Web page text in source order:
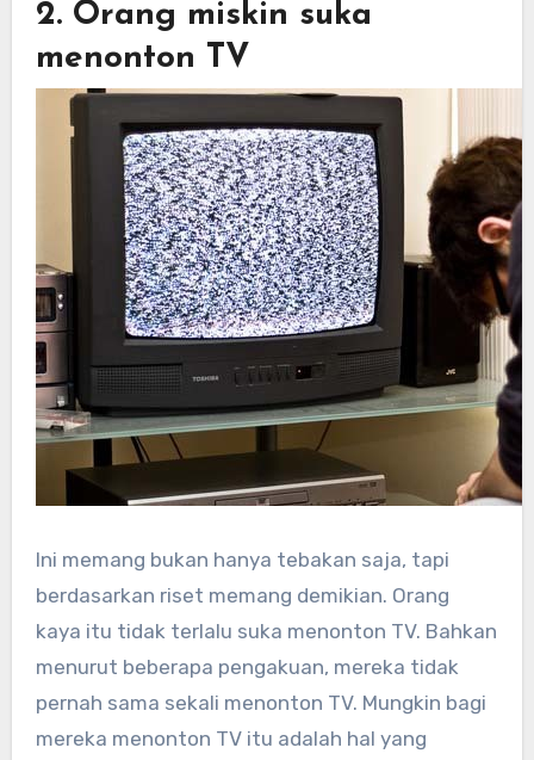
2. Orang miskin suka
menonton TV
Ini memang bukan hanya tebakan saja, tapi
berdasarkan riset memang demikian. Orang
kaya itu tidak terlalu suka menonton TV. Bahkan
menurut beberapa pengakuan, mereka tidak
pernah sama sekali menonton TV. Mungkin bagi
mereka menonton TV itu adalah hal yang